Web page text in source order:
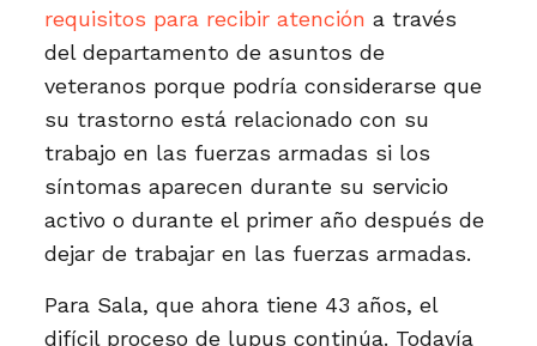
requisitos para recibir atención a través
del departamento de asuntos de
veteranos porque podría considerarse que
su trastorno está relacionado con su
trabajo en las fuerzas armadas si los
síntomas aparecen durante su servicio
activo o durante el primer año después de
dejar de trabajar en las fuerzas armadas.
Para Sala, que ahora tiene 43 años, el
difícil proceso de lupus continúa. Todavía